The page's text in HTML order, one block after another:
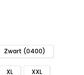
Zwart (0400)
XL XXL